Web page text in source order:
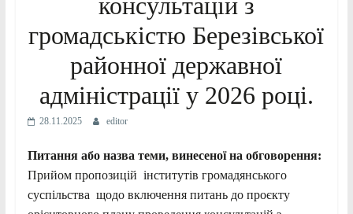
громадськістю Березівської
районної державної
адміністрації у 2026 році.
28.11.2025 editor
Питання або назва теми, винесеної на обговорення:
Прийом пропозицій інститутів громадянського
суспільства щодо включення питань до проєкту